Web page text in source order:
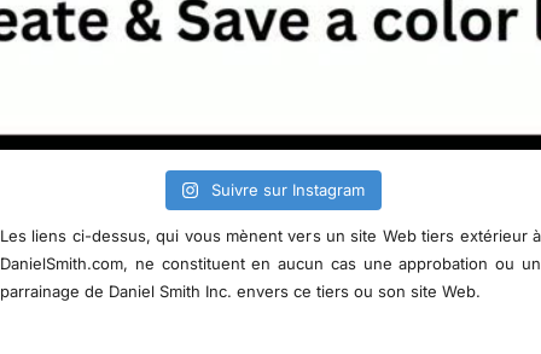
Suivre sur Instagram
Les liens ci-dessus, qui vous mènent vers un site Web tiers extérieur à
DanielSmith.com, ne constituent en aucun cas une approbation ou un
parrainage de Daniel Smith Inc. envers ce tiers ou son site Web.